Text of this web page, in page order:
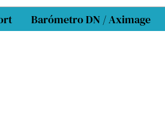
Barómetro DN / Aximage